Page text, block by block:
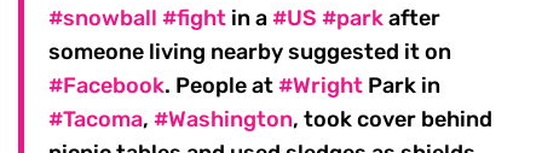
#snowball #fight in a#US #parkafter
someone living nearby suggested it on
#Facebook. People at#Wright Park in
#Tacoma, #Washington, took cover behind